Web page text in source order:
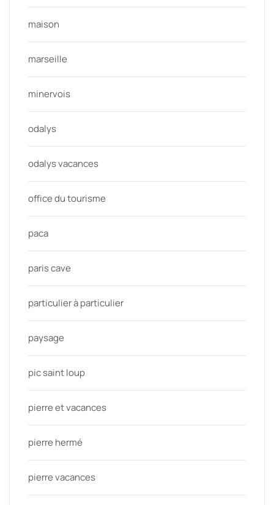
maison
marseille
minervois
odalys
odalys vacances
office du tourisme
paca
paris cave
particulier à particulier
paysage
pic saint loup
pierre et vacances
pierre hermé
pierre vacances